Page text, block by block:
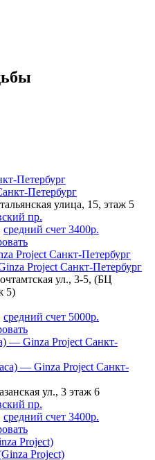
Петербург
улица, 15, этаж 5
пр.
средний счет 3400р.
Project Санкт-Петербург
ул., 3-5, (БЦ
5)
средний счет 5000р.
— Ginza Project Санкт-
ул., 3 этаж 6
пр.
средний счет 3400р.
Project)